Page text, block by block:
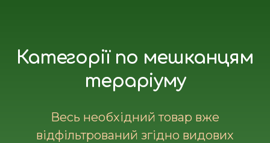
Категорії по мешканцям
тераріуму
Весь необхідний товар вже
відфільтрований згідно видових